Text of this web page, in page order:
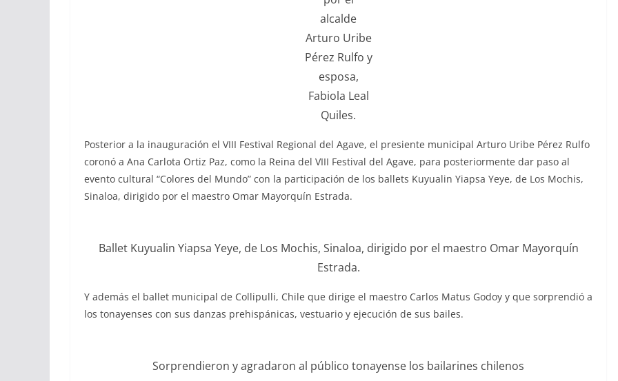
alcalde
Arturo Uribe
Pérez Rulfo y
esposa,
Fabiola Leal
Quiles.
Posterior a la inauguración el VIII Festival Regional del Agave, el presiente municipal Arturo Uribe Pérez Rulfo
coronó a Ana Carlota Ortiz Paz, como la Reina del VIII Festival del Agave, para posteriormente dar paso al
evento cultural “Colores del Mundo” con la participación de los ballets Kuyualin Yiapsa Yeye, de Los Mochis,
Sinaloa, dirigido por el maestro Omar Mayorquín Estrada.
Ballet Kuyualin Yiapsa Yeye, de Los Mochis, Sinaloa, dirigido por el maestro Omar Mayorquín
Estrada.
Y además el ballet municipal de Collipulli, Chile que dirige el maestro Carlos Matus Godoy y que sorprendió a
los tonayenses con sus danzas prehispánicas, vestuario y ejecución de sus bailes.
Sorprendieron y agradaron al público tonayense los bailarines chilenos